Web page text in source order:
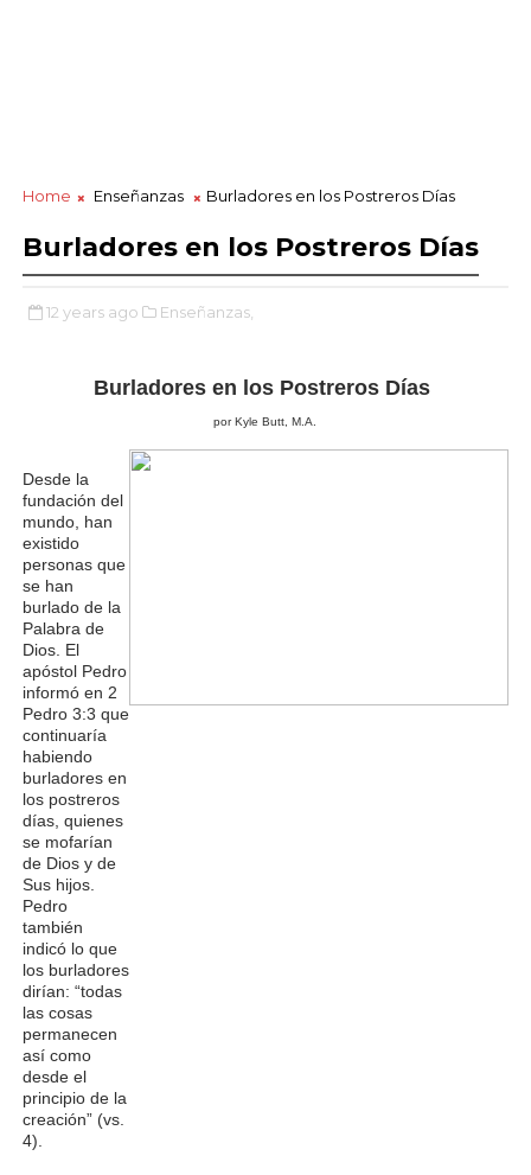
Home Enseñanzas Burladores en los Postreros Días
Burladores en los Postreros Días
12 years ago Enseñanzas,
Burladores en los Postreros Días
por Kyle Butt, M.A.
Desde la
fundación del
mundo, han
existido
personas que
se han
burlado de la
Palabra de
Dios. El
apóstol Pedro
informó en 2
Pedro 3:3 que
continuaría
habiendo
burladores en
los postreros
días, quienes
se mofarían
de Dios y de
Sus hijos.
Pedro
también
indicó lo que
los burladores
dirían: “todas
las cosas
permanecen
así como
desde el
principio de la
creación” (vs.
4).